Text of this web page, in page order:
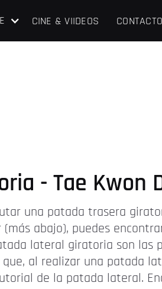
CINE & VIIDEOS CONTACTO
- Tae Kwon
una patada trasera
abajo), puedes
lateral giratoria son las
al realizar una patada
de la patada lateral.